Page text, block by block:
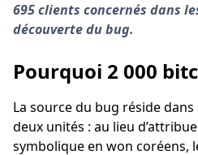
695 clients concernés dans
découverte du bug.
Pourquoi 2 000
La source du bug réside
deux unités : au lieu
symbolique en won coréens,